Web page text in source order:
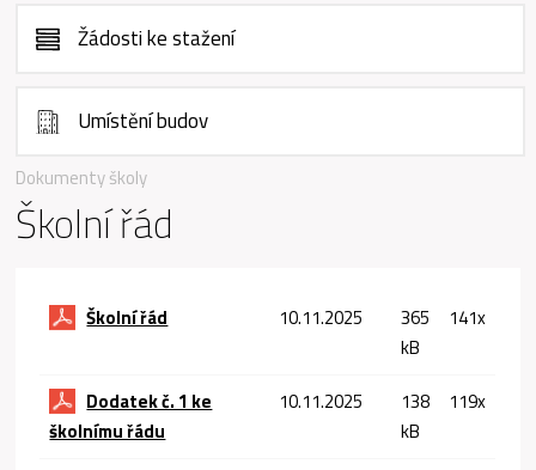
Dokumenty školy
Školní řád
Školní řád 10.11.2025
365
kB
141x
Dodatek č. 1 ke
školnímu řádu
10.11.2025
138
kB
119x
Žádosti ke stažení
Umístění budov